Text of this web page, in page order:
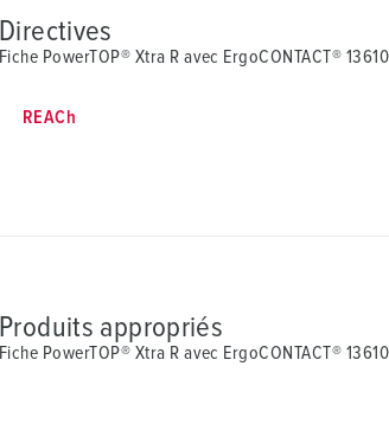
Directives
Fiche PowerTOP® Xtra R avec ErgoCONTACT® 13610
REACh
Produits appropriés
Fiche PowerTOP® Xtra R avec ErgoCONTACT®